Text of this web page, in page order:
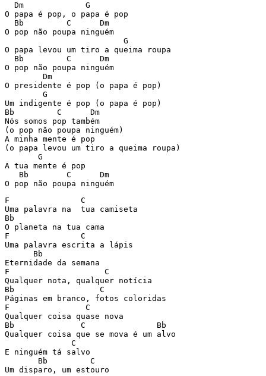
  Dm             G
O papa é pop, o papa é pop
  Bb         C      Dm
O pop não poupa ninguém
                         G
O papa levou um tiro a queima roupa
  Bb         C      Dm
O pop não poupa ninguém
        Dm
O presidente é pop (o papa é pop)
        G
Um indigente é pop (o papa é pop)
Bb         C      Dm
Nós somos pop também
(o pop não poupa ninguém)
A minha mente é pop
(o papa levou um tiro a queima roupa)
       G
A tua mente é pop
   Bb        C      Dm
F               C
Uma palavra na  tua camiseta
Bb
O planeta na tua cama
F               C
Uma palavra escrita a lápis
      Bb
Eternidade da semana
F                    C
Qualquer nota, qualquer notícia
Bb                  C
Páginas em branco, fotos coloridas
F                C
Qualquer coisa quase nova
Bb              C               Bb
Qualquer coisa que se mova é um alvo
              C
E ninguém tá salvo
       Bb         C